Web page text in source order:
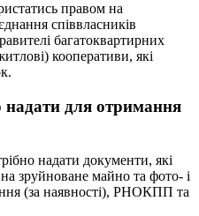
правом на
співвласників
багатоквартирних
кооперативи, які
надати для отримання
надати документи, які
зруйноване майно та фото- і
(за наявності), РНОКПП та